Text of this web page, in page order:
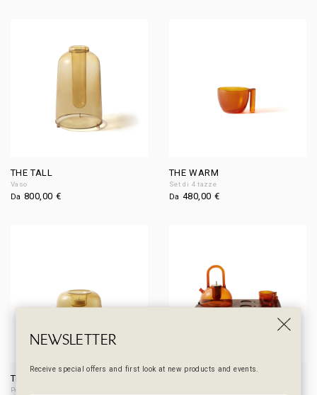
THE TALL
Vaso
Da800,00 €
THE WARM
Set di 4 tazze
Da480,00 €
THE LIGHT
Porta tea-light
NEWSLETTER
Receive special offers and first look at new products and events.